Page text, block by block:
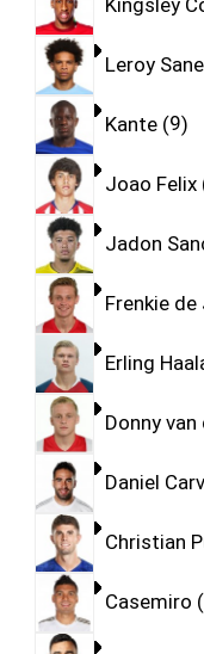
Leroy Sane
Kante 9
Joao Felix
Jadon
Frenkie de
Erling
Donny van
Daniel
Christian
Casemiro